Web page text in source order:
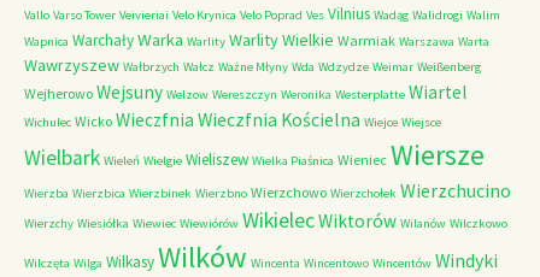
Vallo Varso Tower Veivieriai Velo Krynica Velo Poprad Ves Vilnius Wadąg Walidrogi Walim
Wapnica WarchałyWarka Warlity Warlity Wielkie Warmiak Warszawa Warta
Wawrzyszew Wałbrzych Wałcz Ważne Młyny Wda Wdzydze Weimar Weißenberg
Wejherowo Wejsuny Welzow Wereszczyn Weronika Westerplatte Wiartel
Wichulec Wicko Wieczfnia Wieczfnia Kościelna Wiejce Wiejsce
Wielbark Wieleń Wielgie Wieliszew Wielka Piaśnica Wieniec Wiersze
Wierzba Wierzbica Wierzbinek Wierzbno Wierzchowo Wierzchołek Wierzchucino
Wierzchy Wiesiółka Wiewiec Wiewiórów WikielecWiktorów Wilanów Wilczkowo
Wilczęta Wilga WilkasyWilków Wincenta Wincentowo Wincentów Windyki